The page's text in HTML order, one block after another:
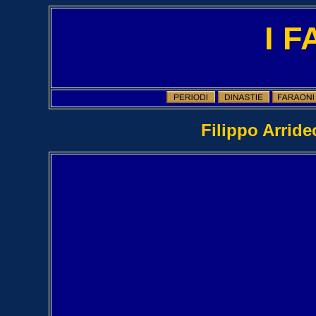
I
Filippo